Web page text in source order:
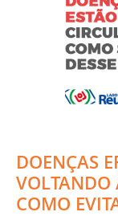
DOENÇAS
VOLTANDO
COMO